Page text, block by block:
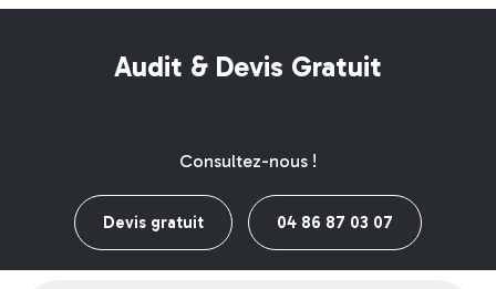
Audit & Devis Gratuit
Consultez-nous !
Devis gratuit 04 86 87 03 07